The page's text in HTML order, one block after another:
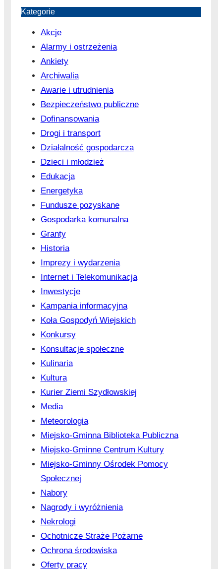
Kategorie
Akcje
Alarmy i ostrzeżenia
Ankiety
Archiwalia
Awarie i utrudnienia
Bezpieczeństwo publiczne
Dofinansowania
Drogi i transport
Działalność gospodarcza
Dzieci i młodzież
Edukacja
Energetyka
Fundusze pozyskane
Gospodarka komunalna
Granty
Historia
Imprezy i wydarzenia
Internet i Telekomunikacja
Inwestycje
Kampania informacyjna
Koła Gospodyń Wiejskich
Konkursy
Konsultacje społeczne
Kulinaria
Kultura
Kurier Ziemi Szydłowskiej
Media
Meteorologia
Miejsko-Gminna Biblioteka Publiczna
Miejsko-Gminne Centrum Kultury
Miejsko-Gminny Ośrodek Pomocy
Społecznej
Nabory
Nagrody i wyróżnienia
Nekrologi
Ochotnicze Straże Pożarne
Ochrona środowiska
Oferty pracy